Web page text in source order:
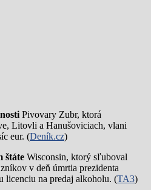
Pivovary Zubr, ktorá
Litovli a Hanušoviciach, vlani
eur. (Deník.cz)
štáte Wisconsin, ktorý sľuboval
v deň úmrtia prezidenta
licenciu na predaj alkoholu. (TA3)